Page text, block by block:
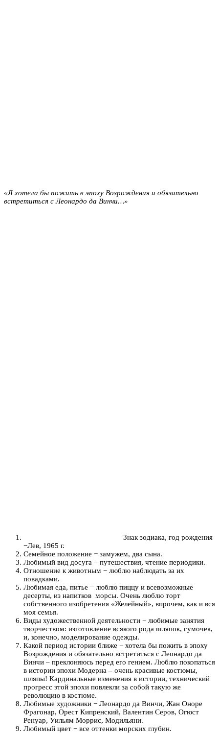
«Я хотела бы пожить в эпоху Возрождения и обязательно
встретиться с Леонардо да Винчи…»
Знак зодиака, год рождения
−Лев, 1965 г.
Семейное положение − замужем, два сына.
Любимый вид досуга – путешествия, чтение периодики.
Отношение к животным − люблю наблюдать за их
повадками.
Любимая еда, питье − люблю пиццу и всевозможные
десерты, из напитков морсы. Очень люблю торт
собственного изобретения «Желейный», впрочем, как и вся
моя семья.
Виды художественной деятельности − любимые занятия
творчеством: изготовление всякого рода шляпок, сумочек,
и, конечно, моделирование одежды.
Какой период истории ближе − хотела бы пожить в эпоху
Возрождения и обязательно встретиться с Леонардо да
Винчи – преклоняюсь перед его гением. Люблю покопаться
в истории эпохи Модерна – очень красивые костюмы,
шляпы! Кардинальные изменения в истории, технический
прогресс этой эпохи повлекли за собой такую же
революцию в костюме.
Любимые художники − Леонардо да Винчи, Жан Оноре
Фрагонар, Орест Кипренский, Валентин Серов, Огюст
Ренуар, Уильям Моррис, Модильяни.
Любимый цвет − все оттенки морских глубин.